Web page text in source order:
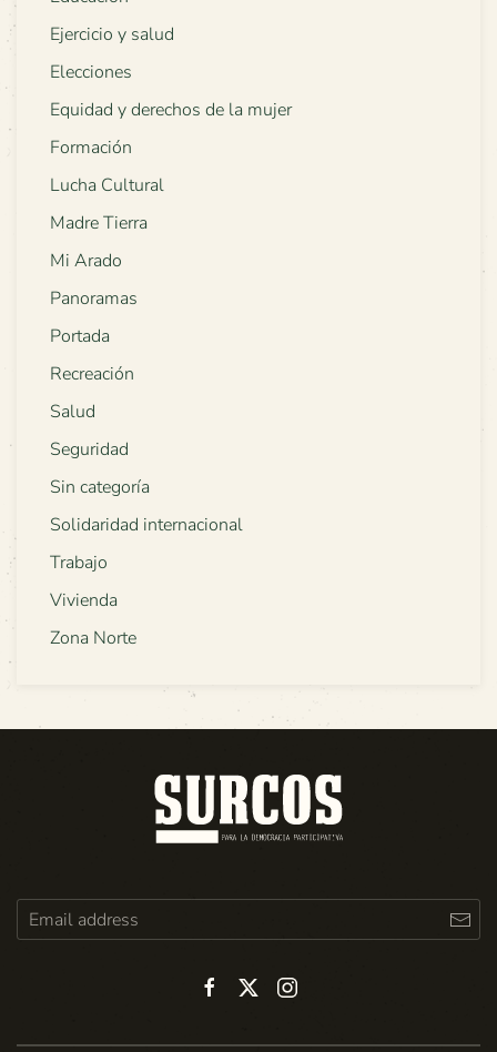
Ejercicio y salud
Elecciones
Equidad y derechos de la mujer
Formación
Lucha Cultural
Madre Tierra
Mi Arado
Panoramas
Portada
Recreación
Salud
Seguridad
Sin categoría
Solidaridad internacional
Trabajo
Vivienda
Zona Norte